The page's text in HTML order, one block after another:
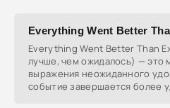
Everything Went Better
Everything Went Better Than
лучше, чем ожидалось) — это
выражения неожиданного
событие завершается более